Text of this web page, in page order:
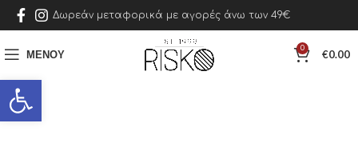
Ανοίξτε τη γραμμή εργαλείων
Δωρεάν μεταφορικά με αγορές άνω των 49€
ΜΕΝΟΎ 0 €0.00